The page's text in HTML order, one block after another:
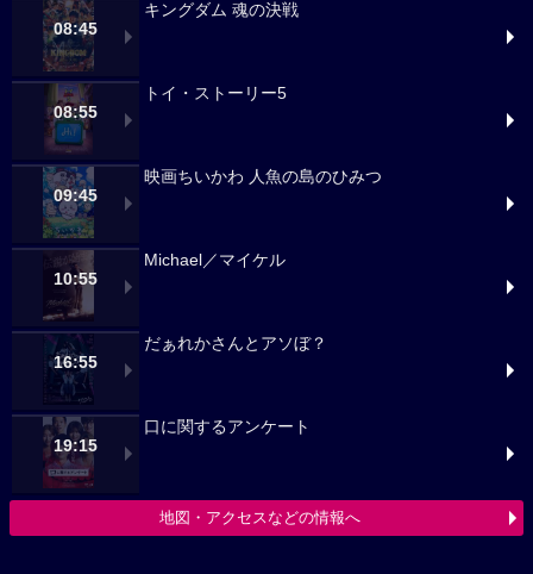
08:45
キングダム 魂の決戦
08:55
トイ・ストーリー5
09:45
映画ちいかわ 人魚の島のひみつ
10:55
Michael／マイケル
16:55
だぁれかさんとアソぼ？
19:15
口に関するアンケート
地図・アクセスなどの情報へ